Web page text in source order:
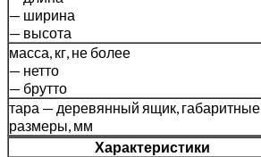
— ширина
— высота
масса, кг, не более
— нетто
— брутто
тара — деревянный ящик, габаритные
размеры, мм
Характеристики